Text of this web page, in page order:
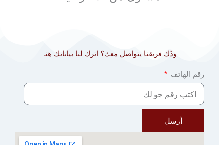
ودّك فريقنا يتواصل معك؟ اترك لنا بياناتك هنا
رقم الهاتف
أرسل